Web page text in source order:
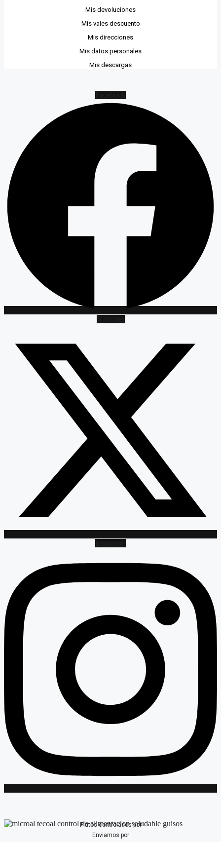
Mis devoluciones
Mis vales descuento
Mis direcciones
Mis datos personales
Mis descargas
Platos controlados por
Enviamos por